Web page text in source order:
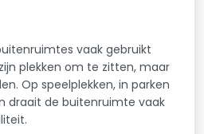
vaak gebruikt
plekken om te zitten, maar
Op speelplekken, in parken
draait de buitenruimte vaak